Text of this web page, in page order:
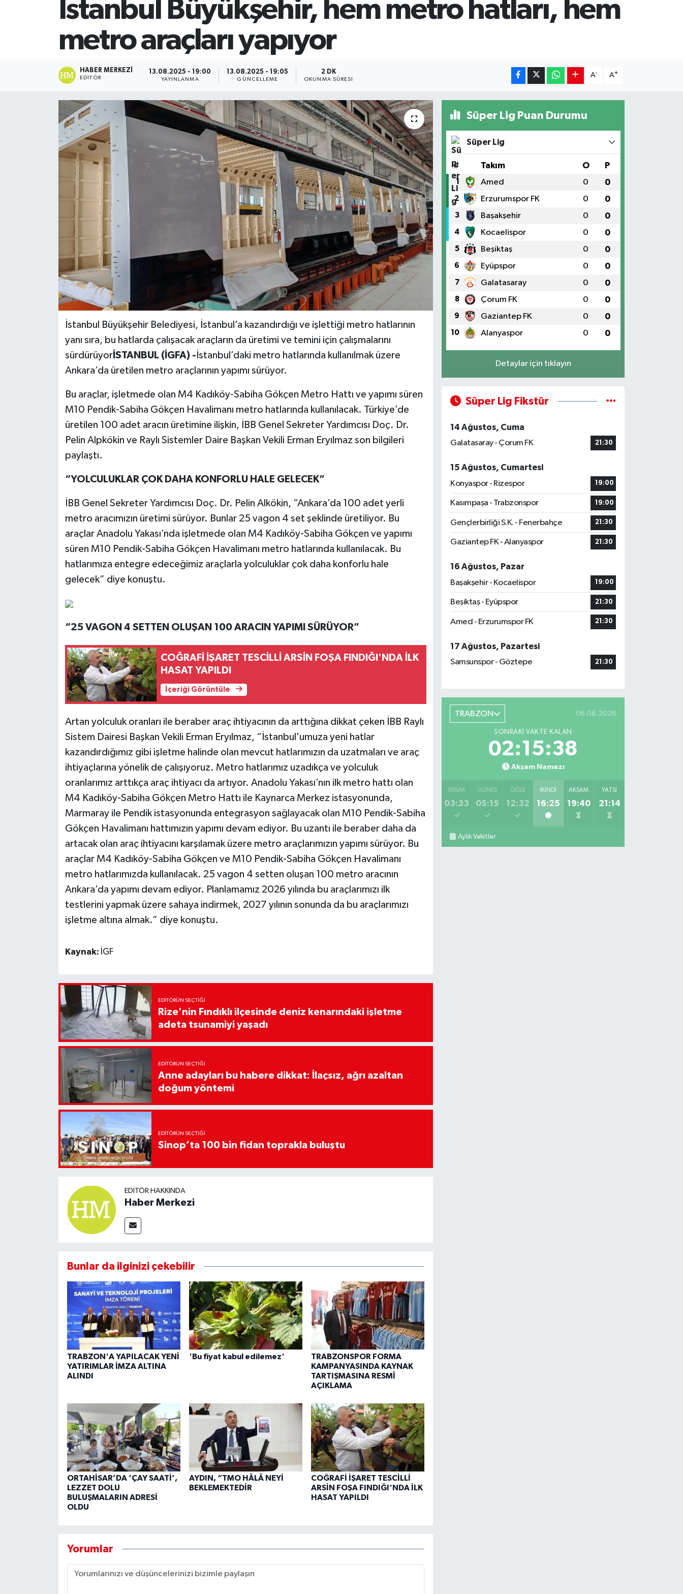
İstanbul Büyükşehir, hem metro hatları, hem
metro araçları yapıyor
HABER MERKEZI
EDITÖR
13.08.2025 - 19:00
YAYINLANMA
13.08.2025 - 19:05
GÜNCELLEME
2 DK
OKUNMA SÜRESI
A- A+
İstanbul Büyükşehir Belediyesi, İstanbul’a kazandırdığı ve işlettiği metro hatlarının
yanı sıra, bu hatlarda çalışacak araçların da üretimi ve temini için çalışmalarını
sürdürüyorİSTANBUL (İGFA) - İstanbul’daki metro hatlarında kullanılmak üzere
Ankara’da üretilen metro araçlarının yapımı sürüyor.
Bu araçlar, işletmede olan M4 Kadıköy-Sabiha Gökçen Metro Hattı ve yapımı süren
M10 Pendik-Sabiha Gökçen Havalimanı metro hatlarında kullanılacak. Türkiye’de
üretilen 100 adet aracın üretimine ilişkin, İBB Genel Sekreter Yardımcısı Doç. Dr.
Pelin Alpkökin ve Raylı Sistemler Daire Başkan Vekili Erman Eryılmaz son bilgileri
paylaştı.
“YOLCULUKLAR ÇOK DAHA KONFORLU HALE GELECEK”
İBB Genel Sekreter Yardımcısı Doç. Dr. Pelin Alkökin, “Ankara’da 100 adet yerli
metro aracımızın üretimi sürüyor. Bunlar 25 vagon 4 set şeklinde üretiliyor. Bu
araçlar Anadolu Yakası’nda işletmede olan M4 Kadıköy-Sabiha Gökçen ve yapımı
süren M10 Pendik-Sabiha Gökçen Havalimanı metro hatlarında kullanılacak. Bu
hatlarımıza entegre edeceğimiz araçlarla yolculuklar çok daha konforlu hale
gelecek” diye konuştu.
“25 VAGON 4 SETTEN OLUŞAN 100 ARACIN YAPIMI SÜRÜYOR”
COĞRAFİ İŞARET TESCİLLİ ARSİN FOŞA FINDIĞI'NDA İLK
HASAT YAPILDI
İçeriği Görüntüle
Artan yolculuk oranları ile beraber araç ihtiyacının da arttığına dikkat çeken İBB Raylı
Sistem Dairesi Başkan Vekili Erman Eryılmaz, “İstanbul'umuza yeni hatlar
kazandırdığımız gibi işletme halinde olan mevcut hatlarımızın da uzatmaları ve araç
ihtiyaçlarına yönelik de çalışıyoruz. Metro hatlarımız uzadıkça ve yolculuk
oranlarımız arttıkça araç ihtiyacı da artıyor. Anadolu Yakası’nın ilk metro hattı olan
M4 Kadıköy-Sabiha Gökçen Metro Hattı ile Kaynarca Merkez istasyonunda,
Marmaray ile Pendik istasyonunda entegrasyon sağlayacak olan M10 Pendik-Sabiha
Gökçen Havalimanı hattımızın yapımı devam ediyor. Bu uzantı ile beraber daha da
artacak olan araç ihtiyacını karşılamak üzere metro araçlarımızın yapımı sürüyor. Bu
araçlar M4 Kadıköy-Sabiha Gökçen ve M10 Pendik-Sabiha Gökçen Havalimanı
metro hatlarımızda kullanılacak. 25 vagon 4 setten oluşan 100 metro aracının
Ankara’da yapımı devam ediyor. Planlamamız 2026 yılında bu araçlarımızı ilk
testlerini yapmak üzere sahaya indirmek, 2027 yılının sonunda da bu araçlarımızı
işletme altına almak.” diye konuştu.
Kaynak: İGF
EDITÖRÜN SEÇTIĞI
Rize'nin Fındıklı ilçesinde deniz kenarındaki işletme
adeta tsunamiyi yaşadı
EDITÖRÜN SEÇTIĞI
Anne adayları bu habere dikkat: İlaçsız, ağrı azaltan
doğum yöntemi
EDITÖRÜN SEÇTIĞI
Sinop’ta 100 bin fidan toprakla buluştu
EDITÖR HAKKINDA
Haber Merkezi
Bunlar da ilginizi çekebilir
TRABZON'A YAPILACAK YENİ
YATIRIMLAR İMZA ALTINA
ALINDI
'Bu fiyat kabul edilemez'
TRABZONSPOR FORMA
KAMPANYASINDA KAYNAK
TARTIŞMASINA RESMÎ
AÇIKLAMA
ORTAHİSAR’DA ‘ÇAY SAATİ’,
LEZZET DOLU
BULUŞMALARIN ADRESİ
OLDU
AYDIN, “TMO HÂLÂ NEYİ
BEKLEMEKTEDİR
COĞRAFİ İŞARET TESCİLLİ
ARSİN FOŞA FINDIĞI'NDA İLK
HASAT YAPILDI
Yorumlar
Süper Lig Puan Durumu
Süper Lig
# Takım O P
1 Amed 0 0
2 Erzurumspor FK 0 0
3 Başakşehir 0 0
4 Kocaelispor 0 0
5 Beşiktaş 0 0
6 Eyüpspor 0 0
7 Galatasaray 0 0
8 Çorum FK 0 0
9 Gaziantep FK 0 0
10 Alanyaspor 0 0
Detaylar için tıklayın
Süper Lig Fikstür
14 Ağustos, Cuma
Galatasaray - Çorum FK
21:30
15 Ağustos, Cumartesi
Konyaspor - Rizespor
19:00
Kasımpaşa - Trabzonspor 19:00
Gençlerbirliği S.K. - Fenerbahçe 21:30
Gaziantep FK - Alanyaspor 21:30
16 Ağustos, Pazar
Başakşehir - Kocaelispor
19:00
Beşiktaş - Eyüpspor 21:30
Amed - Erzurumspor FK 21:30
17 Ağustos, Pazartesi
Samsunspor - Göztepe
21:30
TRABZON 06.08.2026
SONRAKI VAKTE KALAN
02:15:36
Akşam Namazı
İMSAK
03:33
GÜNEŞ
05:15
ÖĞLE
12:32
İKINDI
16:25
AKŞAM
19:40
YATSI
21:14
Aylık Vakitler
SİYASET
TRABZON